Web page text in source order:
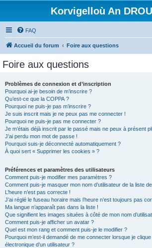
Korvigelloù An
FAQ
Accueil du forum Foire aux questions
Foire aux questions
Problèmes de connexion et d’inscription
Pourquoi ai-je besoin de m’inscrire ?
Qu’est-ce que la COPPA ?
Pourquoi ne puis-je pas m’inscrire ?
Je suis inscrit mais je ne peux pas me connecter !
Pourquoi ne puis-je pas me connecter ?
Je m’étais déjà inscrit par le passé mais ne peux à présent
J’ai perdu mon mot de passe !
Pourquoi suis-je déconnecté automatiquement ?
À quoi sert « Supprimer les cookies » ?
Préférences et paramètres des utilisateurs
Comment puis-je modifier mes paramètres ?
Comment puis-je masquer mon nom d’utilisateur de la liste
L’heure n’est pas correcte !
J’ai réglé le fuseau horaire mais l’heure n’est toujours pas
Ma langue n’apparaît pas dans la liste !
Que signifient les images situées à côté de mon nom
Comment puis-je afficher un avatar ?
Quel est mon rang et comment puis-je le modifier ?
Pourquoi m’est-il demandé de me connecter lorsque je
électronique d’un utilisateur ?